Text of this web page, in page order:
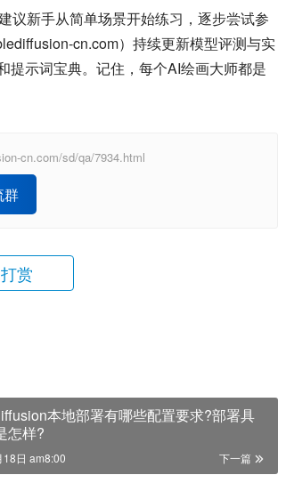
议新手从简单场景开始练习，逐步尝试参
cn.com）持续更新模型评测与实
提示词宝典。记住，每个AI绘画大师都是
cn.com/sd/qa/7934.html
群
打赏
本地部署有哪些配置要求?部署具
怎样?
下一篇
日 am8:00